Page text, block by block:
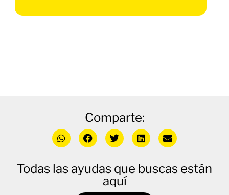
Comparte:
Todas las ayudas que buscas están
aquí